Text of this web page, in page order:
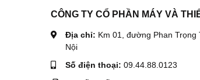
CÔNG TY CỔ PHẦN MÁY VÀ
Địa chỉ: Km 01, đường Phan Trọng
Nội
Số điện thoại: 09.44.88.0123